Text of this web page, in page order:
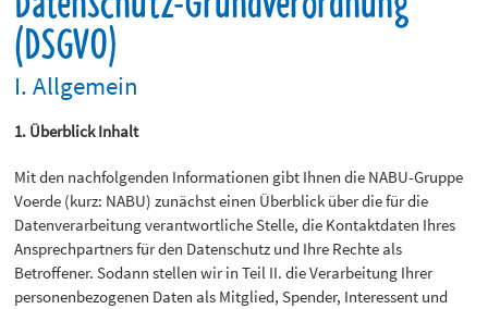
(DSGVO)
I. Allgemein
1. Überblick Inhalt
Mit den nachfolgenden Informationen gibt Ihnen die NABU-Gruppe
Voerde (kurz: NABU) zunächst einen Überblick über die für die
Datenverarbeitung verantwortliche Stelle, die Kontaktdaten Ihres
Ansprechpartners für den Datenschutz und Ihre Rechte als
Betroffener. Sodann stellen wir in Teil II. die Verarbeitung Ihrer
personenbezogenen Daten als Mitglied, Spender, Interessent und